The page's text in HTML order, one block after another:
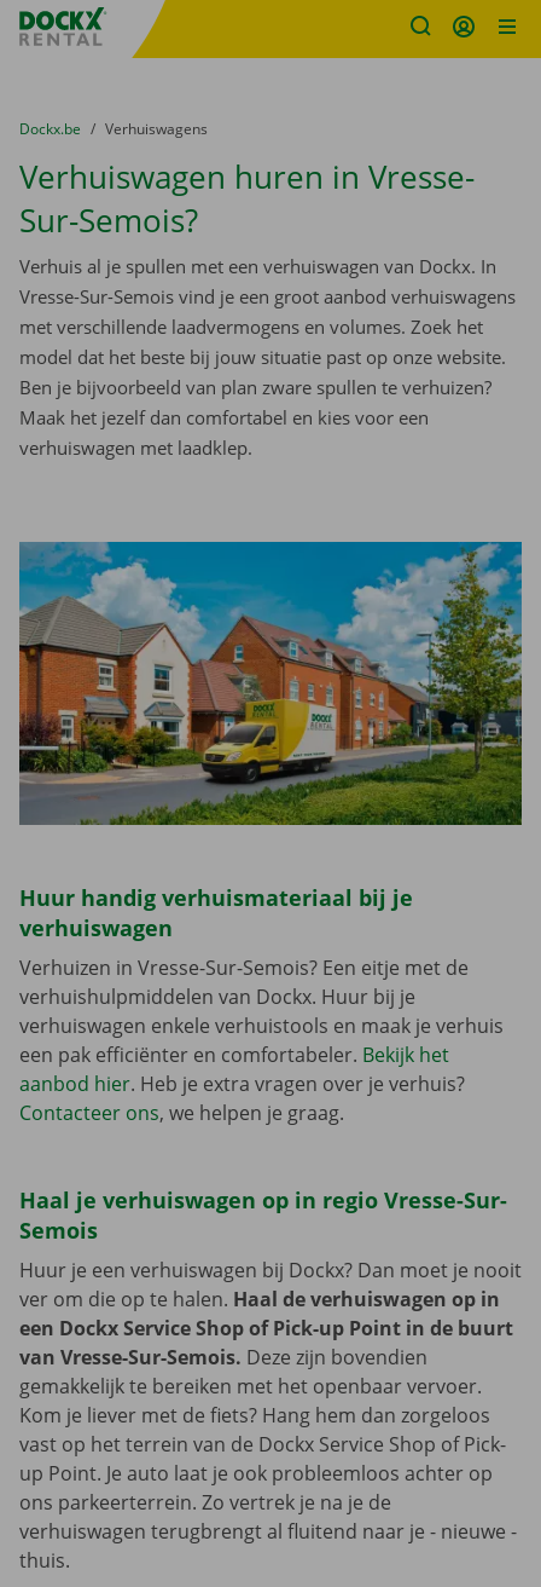
Fratello DEMO
U bevindt zich hier:
van
Dockx.be naar
Verhuiswagens
Verhuiswagen huren in Vresse-
Sur-Semois?
Verhuis al je spullen met een verhuiswagen van Dockx. In
Vresse-Sur-Semois vind je een groot aanbod verhuiswagens
met verschillende laadvermogens en volumes. Zoek het
model dat het beste bij jouw situatie past op onze website.
Ben je bijvoorbeeld van plan zware spullen te verhuizen?
Maak het jezelf dan comfortabel en kies voor een
verhuiswagen met laadklep.
Huur handig verhuismateriaal bij je
verhuiswagen
Verhuizen in Vresse-Sur-Semois? Een eitje met de
verhuishulpmiddelen van Dockx. Huur bij je
verhuiswagen enkele verhuistools en maak je verhuis
een pak efficiënter en comfortabeler. Bekijk het
aanbod hier. Heb je extra vragen over je verhuis?
Contacteer ons, we helpen je graag.
Haal je verhuiswagen op in regio Vresse-Sur-
Semois
Huur je een verhuiswagen bij Dockx? Dan moet je nooit
ver om die op te halen. Haal de verhuiswagen op in
een Dockx Service Shop of Pick-up Point in de buurt
van Vresse-Sur-Semois. Deze zijn bovendien
gemakkelijk te bereiken met het openbaar vervoer.
Kom je liever met de fiets? Hang hem dan zorgeloos
vast op het terrein van de Dockx Service Shop of Pick-
up Point. Je auto laat je ook probleemloos achter op
ons parkeerterrein. Zo vertrek je na je de
verhuiswagen terugbrengt al fluitend naar je - nieuwe -
thuis.